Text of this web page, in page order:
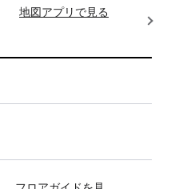
地図アプリで見る